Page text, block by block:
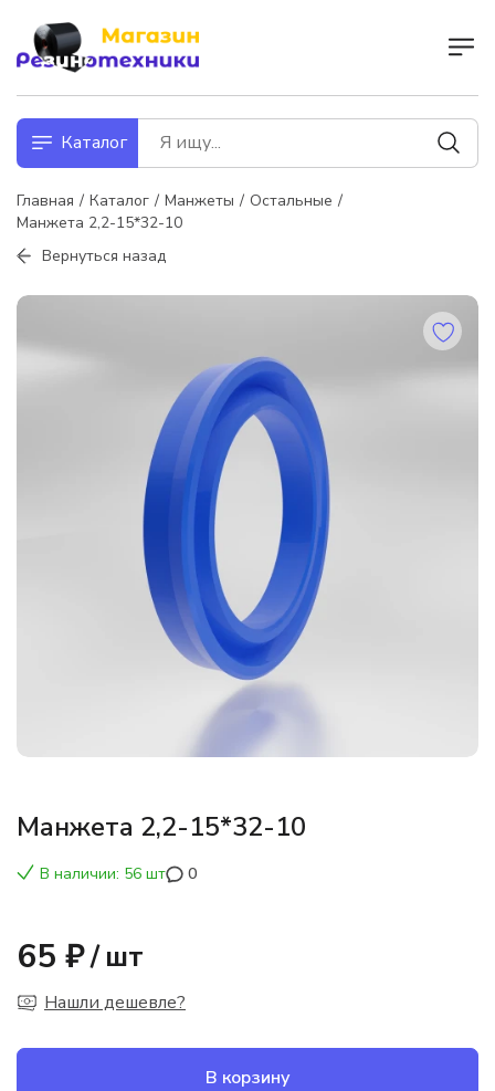
Каталог
Главная Каталог Манжеты
Остальные
Манжета 2,2-15*32-10
Вернуться назад
Манжета 2,2-15*32-10
В наличии: 56 шт 0
65 ₽/ шт
Нашли дешевле?
В корзину